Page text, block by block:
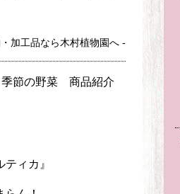
加工品なら木村植物園へ -
季節の野菜 商品紹介
ィカ』